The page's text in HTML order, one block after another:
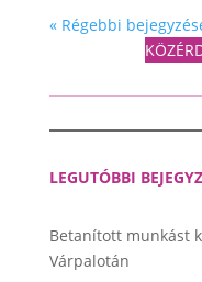
« Régebbi
LEGUTÓBBI
Betanított munkást
Várpalotán